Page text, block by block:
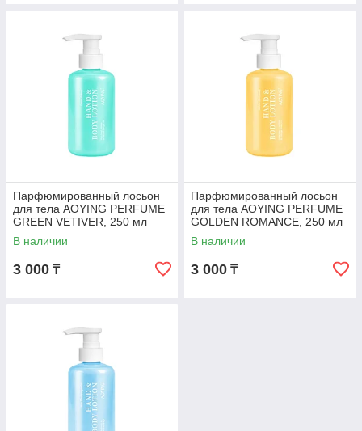
Парфюмированный лосьон
для тела AOYING PERFUME
GREEN VETIVER, 250 мл
В наличии
3 000 ₸
Парфюмированный лосьон
для тела AOYING PERFUME
GOLDEN ROMANCE, 250 мл
В наличии
3 000 ₸